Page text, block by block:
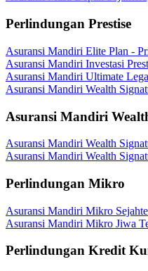
Perlindungan Prestise
Asuransi Mandiri Elite Plan -
Asuransi Mandiri Investasi
Asuransi Mandiri Ultimate
Asuransi Mandiri Wealth
Asuransi Mandiri
Asuransi Mandiri Wealth
Asuransi Mandiri Wealth
Perlindungan Mikro
Asuransi Mandiri Mikro
Asuransi Mandiri Mikro Jiwa
Perlindungan Kredit